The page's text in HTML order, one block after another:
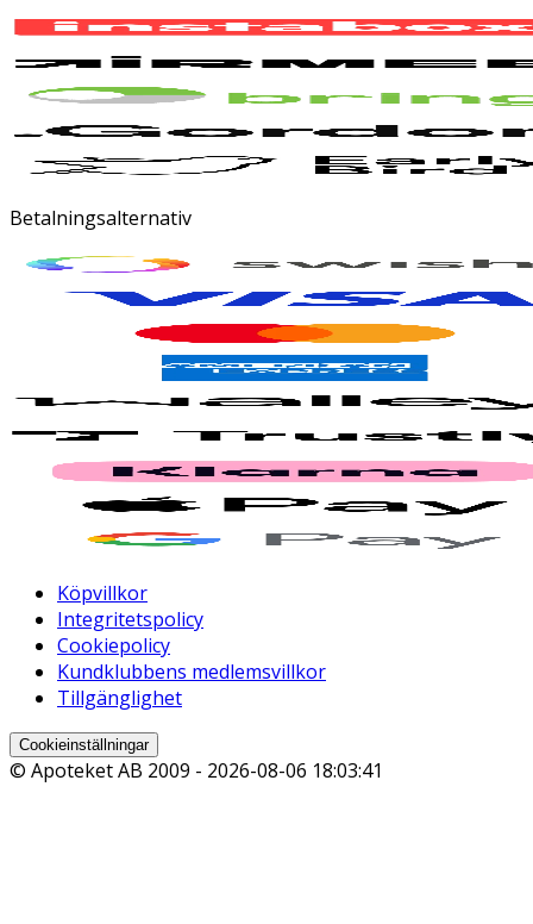
Betalningsalternativ
Köpvillkor
Integritetspolicy
Cookiepolicy
Kundklubbens medlemsvillkor
Tillgänglighet
Cookieinställningar
© Apoteket AB 2009 - 2026-08-06 18:03:41